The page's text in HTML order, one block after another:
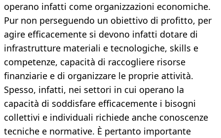
operano infatti come organizzazioni economiche.
Pur non perseguendo un obiettivo di profitto, per
agire efficacemente si devono infatti dotare di
infrastrutture materiali e tecnologiche, skills e
competenze, capacità di raccogliere risorse
finanziarie e di organizzare le proprie attività.
Spesso, infatti, nei settori in cui operano la
capacità di soddisfare efficacemente i bisogni
collettivi e individuali richiede anche conoscenze
tecniche e normative. È pertanto importante